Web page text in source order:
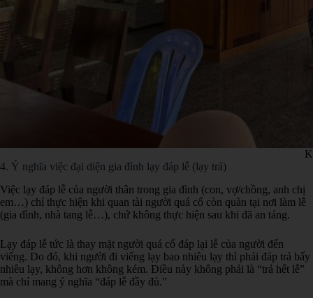
4. Ý nghĩa việc đại diện gia đình lạy đáp lễ (lạy trả)
Việc lạy đáp lễ của người thân trong gia đình (con, vợ/chồng, anh chị
em…) chỉ thực hiện khi quan tài người quá cố còn quàn tại nơi làm lễ
(gia đình, nhà tang lễ…), chứ không thực hiện sau khi đã an táng.
Lạy đáp lễ tức là thay mặt người quá cố đáp lại lễ của người đến
viếng. Do đó, khi người đi viếng lạy bao nhiêu lạy thì phải đáp trả bấy
nhiêu lạy, không hơn không kém. Điều này không phải là “trả hết lễ”
mà chỉ mang ý nghĩa “đáp lễ đầy đủ.”